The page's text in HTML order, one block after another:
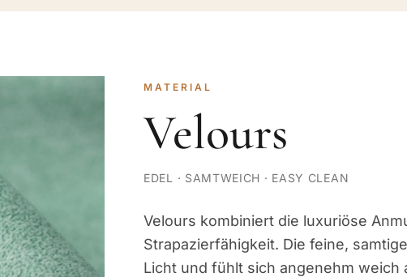
MATERIAL
Velours
EDEL · SAMTWEICH · EASY CLEAN
Velours kombiniert die luxuriöse
Strapazierfähigkeit. Die feine,
Licht und fühlt sich angenehm weich